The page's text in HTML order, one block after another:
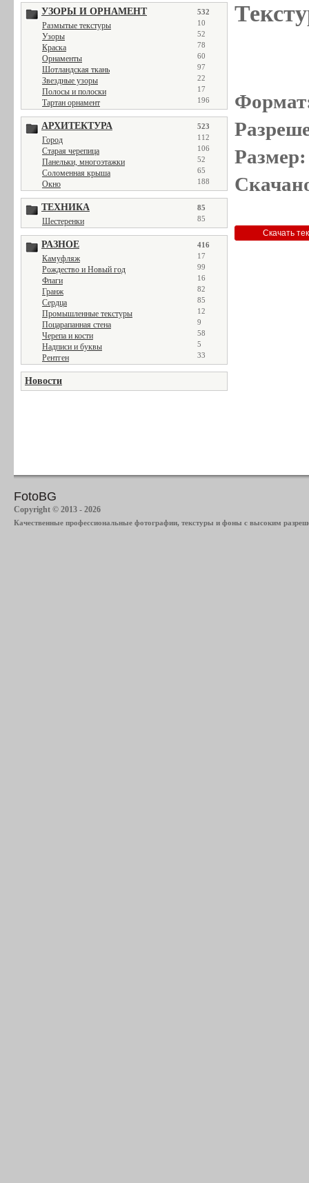
УЗОРЫ И ОРНАМЕНТ 532
Размытые текстуры 10
Узоры 52
Краска 78
Орнаменты 60
Шотландская ткань 97
Звездные узоры 22
Полосы и полоски 17
Тартан орнамент 196
АРХИТЕКТУРА 523
Город 112
Старая черепица 106
Панельки, многоэтажки 52
Соломенная крыша 65
Окно 188
ТЕХНИКА 85
Шестеренки 85
РАЗНОЕ 416
Камуфляж 17
Рождество и Новый год 99
Флаги 16
Гранж 82
Сердца 85
Промышленные текстуры 12
Поцарапанная стена 9
Черепа и кости 58
Надписи и буквы 5
Рентген 33
Новости
FotoBG
Copyright © 2013 - 2026
Качественные профессиональные фотографии, текстуры и фоны с высоким